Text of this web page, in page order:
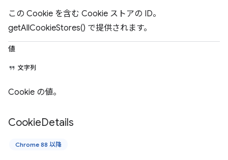
この Cookie を含む Cookie ストアの ID。
getAllCookieStores() で提供されます。
値
文字列
Cookie の値。
CookieDetails
Chrome 88 以降